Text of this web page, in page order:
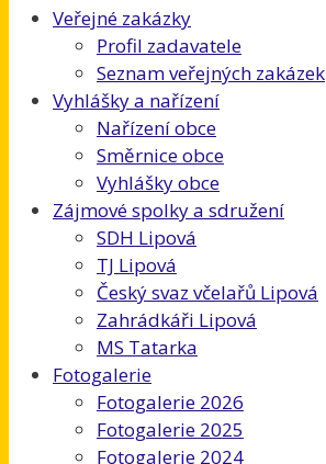
Veřejné zakázky
Profil zadavatele
Seznam veřejných zakázek
Vyhlášky a nařízení
Nařízení obce
Směrnice obce
Vyhlášky obce
Zájmové spolky a sdružení
SDH Lipová
TJ Lipová
Český svaz včelařů Lipová
Zahrádkáři Lipová
MS Tatarka
Fotogalerie
Fotogalerie 2026
Fotogalerie 2025
Fotogalerie 2024